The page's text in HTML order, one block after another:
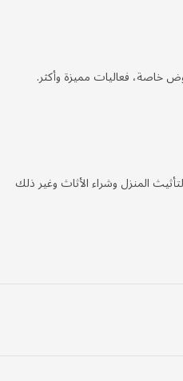
فعاليات مميزة وأكثر.
المنزل وشراء الأثاث وغير ذلك